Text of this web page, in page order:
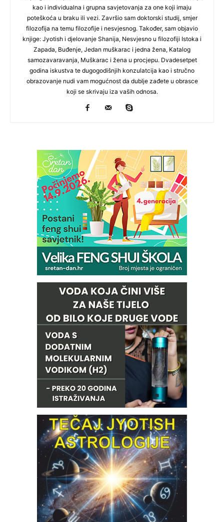
kao i individualna i grupna savjetovanja za one koji imaju
poteškoća u braku ili vezi. Završio sam doktorski studij, smjer
filozofija na temu filozofije i nesvjesnog. Također, sam objavio
knjige: Jyotish i djelovanje Shanija, Nesvjesno u filozofiji Istoka i
Zapada, Buđenje, Jedan muškarac i jedna žena, Katalog
samozavaravanja, Muškarac i žena u procjepu. Dvadesetpet
godina iskustva te dugogodišnjih konzulatcija kao i stručno
obrazovanje nudi vam mogućnost da dublje zađete u obrasce
koji se skrivaju iza vaših odnosa.